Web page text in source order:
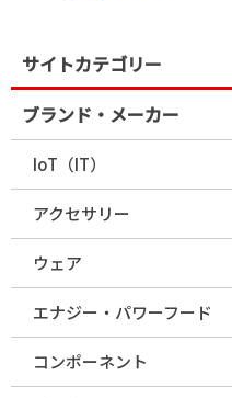
サイトカテゴリー
ブランド・メーカー
IoT（IT）
アクセサリー
ウェア
エナジー・パワーフード
コンポーネント